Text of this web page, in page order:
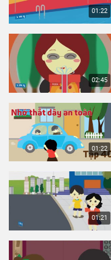
03:42
03:35
02:48
01:22
02:45
01:22
01:21